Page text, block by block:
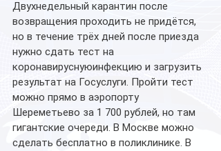
Двухнедельный карантин после
возвращения проходить не придётся,
но в течение трёх дней после приезда
нужно сдать тест на
коронавируснуюинфекцию и загрузить
результат на Госуслуги. Пройти тест
можно прямо в аэропорту
Шереметьево за 1 700 рублей, но там
гигантские очереди. В Москве можно
сделать бесплатно в поликлинике. В